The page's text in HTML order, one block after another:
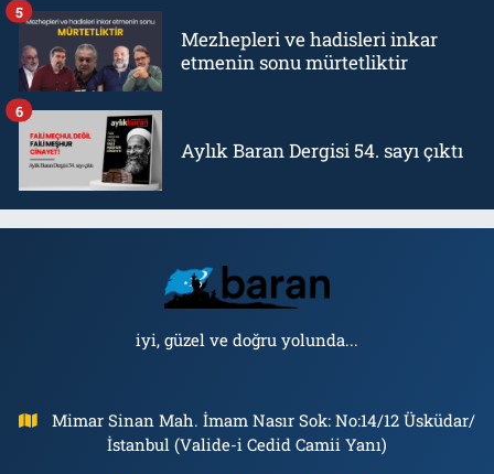
Mezhepleri ve hadisleri inkar
etmenin sonu mürtetliktir
5
Aylık Baran Dergisi 54. sayı çıktı
6
iyi, güzel ve doğru yolunda...
Mimar Sinan Mah. İmam Nasır Sok: No:14/12 Üsküdar/
İstanbul (Valide-i Cedid Camii Yanı)